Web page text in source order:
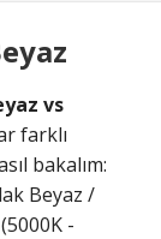
vs
farklı
bakalım:
Beyaz /
-